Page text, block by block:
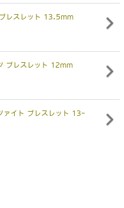
レスレット 13.5mm
ブレスレット 12mm
ァイト ブレスレット 13-